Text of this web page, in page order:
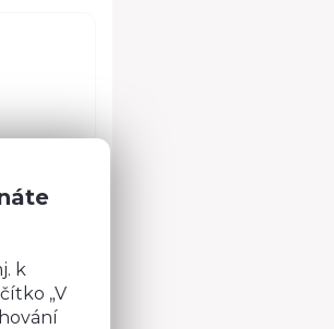
k
„V